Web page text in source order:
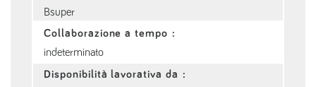
Bsuper
Collaborazione a tempo :
indeterminato
Disponibilità lavorativa da :